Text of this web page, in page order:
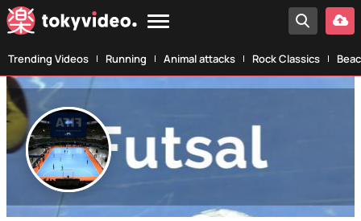
Trending Videos Running Animal attacks Rock Classics